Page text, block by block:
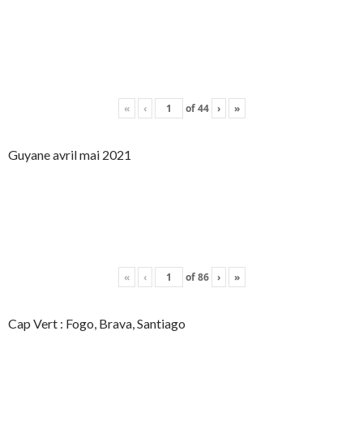
« ‹ of44 › »
Guyane avril mai 2021
« ‹ of86 › »
Cap Vert : Fogo, Brava, Santiago